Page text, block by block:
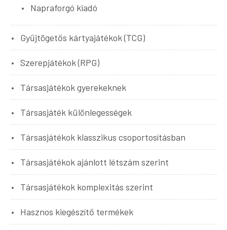
Napraforgó kiadó
Gyűjtögetős kártyajátékok (TCG)
Szerepjátékok (RPG)
Társasjátékok gyerekeknek
Társasjáték különlegességek
Társasjátékok klasszikus csoportosításban
Társasjátékok ajánlott létszám szerint
Társasjátékok komplexitás szerint
Hasznos kiegészítő termékek